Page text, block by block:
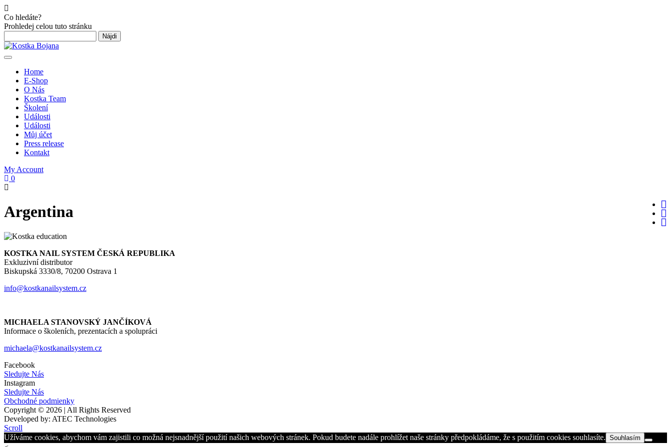
Co hledáte?
Prohledej celou tuto stránku
Toggle
navigationHome
E-Shop
O Nás
Kostka Team
Školení
Události
Události
Můj účet
Press release
Kontakt
My Account
0
Argentina
KOSTKA NAIL SYSTEM ČESKÁ REPUBLIKA
Exkluzivní distributor
Biskupská 3330/8, 70200 Ostrava 1
info@kostkanailsystem.cz
MICHAELA STANOVSKÝ JANČÍKOVÁ
Informace o školeních, prezentacích a spolupráci
michaela@kostkanailsystem.cz
Facebook
Sledujte Nás
Instagram
Sledujte Nás
Obchodné podmienky
Copyright © 2026 | All Rights Reserved
Developed by: ATEC Technologies
Scroll
Užíváme cookies, abychom vám zajistili co možná nejsnadnější použití našich webových stránek. Pokud budete nadále prohlížet naše stránky předpokládáme, že s použitím cookies souhlasíte. Souhlasím